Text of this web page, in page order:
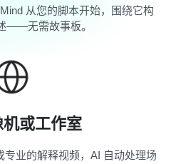
从您的脚本开始，围绕它构
——无需故事板。
或工作室
业的解释视频，AI 自动处理场